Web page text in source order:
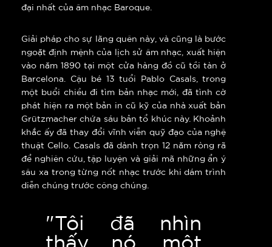
đại nhất của âm nhạc Baroque.
Giải pháp cho sự lãng quên này, và cũng là bước
ngoặt định mệnh của lịch sử âm nhạc, xuất hiện
vào năm 1890 tại một cửa hàng đồ cũ tồi tàn ở
Barcelona. Cậu bé 13 tuổi Pablo Casals, trong
một buổi chiều đi tìm bản nhạc mới, đã tình cờ
phát hiện ra một bản in cũ kỹ của nhà xuất bản
Grützmacher chứa sáu bản tổ khúc này. Khoảnh
khắc ấy đã thay đổi vĩnh viễn quỹ đạo của nghệ
thuật Cello. Casals đã dành trọn 12 năm ròng rã
để nghiên cứu, tập luyện và giải mã những ẩn ý
sâu xa trong từng nốt nhạc trước khi dám trình
diễn chúng trước công chúng.
"Tôi đã nhìn
thấy nó, một